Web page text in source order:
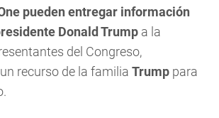
pueden entregar información
Donald Trump a la
del Congreso,
recurso de la familia Trump para